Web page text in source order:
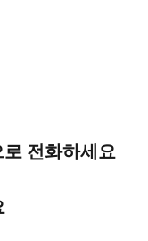
전화하세요